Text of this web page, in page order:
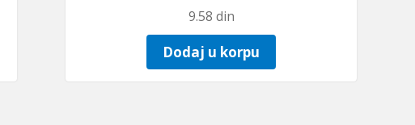
9.58 din
Dodaj u korpu